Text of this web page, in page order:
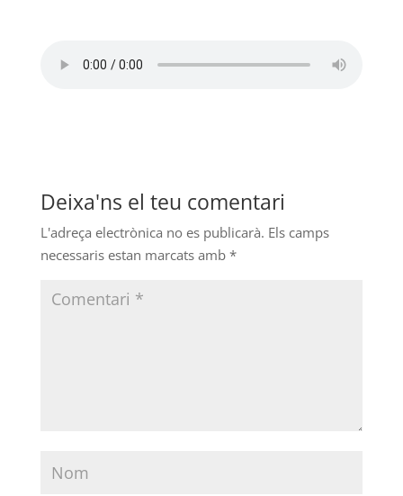
Deixa'ns el teu comentari
L'adreça electrònica no es publicarà. Els camps
necessaris estan marcats amb *